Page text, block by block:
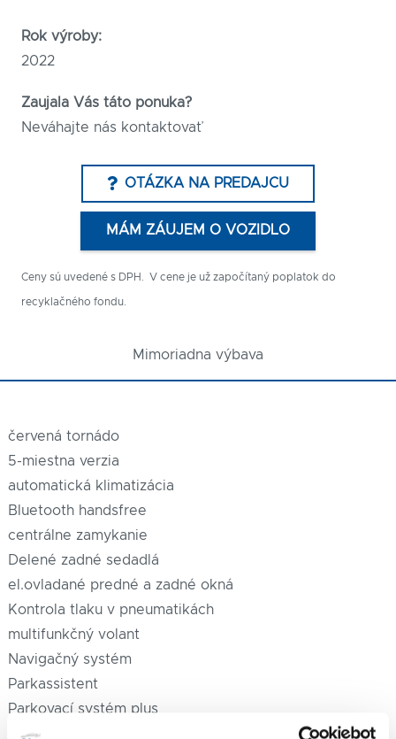
Rok výroby:
2022
Zaujala Vás táto ponuka?
Neváhajte nás kontaktovať
OTÁZKA NA PREDAJCU
MÁM ZÁUJEM O VOZIDLO
Ceny sú uvedené s DPH. V cene je už započítaný poplatok do
recyklačného fondu.
Mimoriadna výbava
červená tornádo
5-miestna verzia
automatická klimatizácia
Bluetooth handsfree
centrálne zamykanie
Delené zadné sedadlá
el.ovladané predné a zadné okná
Kontrola tlaku v pneumatikách
multifunkčný volant
Navigačný systém
Parkassistent
Parkovací systém plus
Tempomat